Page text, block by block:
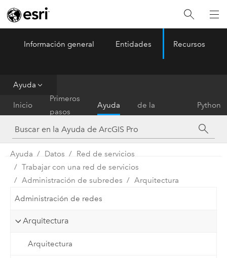
ArcGIS Pro Menu
Información general Entidades Recursos
Ayuda
Inicio
Primeros
pasos
Ayuda
de la
herramienta
Python
Ayuda Datos
Red de servicios
Trabajar con una red de servicios
Administración de subredes
Arquitectura
Administración de redes
Arquitectura
Arquitectura